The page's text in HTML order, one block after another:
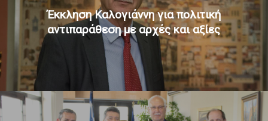
Έκκληση Καλογιάννη για πολιτική
αντιπαράθεση με αρχές και αξίες